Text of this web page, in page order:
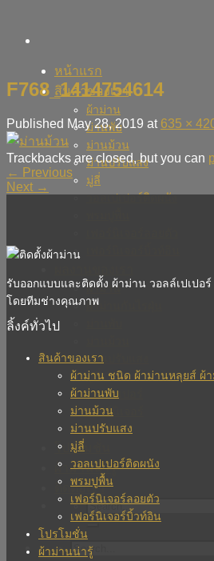
content
หน้าแรก
สินค้าของเรา
ผ้าม่าน
ม่านพับ
ม่านม้วน
ม่านปรับแสง
มู่ลี่
วอลเปเปอร์ติดผนัง
ผ้าม่าน
ผ้าม่านกันไรฝุ่น
ม่านปรับแสง
มู่ลี่
วอลเปเปอร์
เฟอร์นิเจอร์
บิวท์อิน
โปรโมชั่น
ผ้าม่านน่ารู้
ติดต่อเรา
F768_1414754614
Published May 28, 2019 at 635 ×
Trackbacks are closed, but you can
← Previous
Next →
รับออกแบบและติดตั้ง ผ้าม่าน วอลล์เปเปอ
โดยทีมช่างคุณภาพ
ลิ้งค์ทั่วไป
สินค้าของเรา
ผ้าม่าน ชนิด ผ้าม่านหลุยส์ ผ้
ผ้าม่านพับ
ม่านม้วน
ม่านปรับแสง
มู่ลี่
วอลเปเปอร์ติดผนัง
พรมปูพื้น
เฟอร์นิเจอร์ลอยตัว
เฟอร์นิเจอร์บิ้วท์อิน
โปรโมชั่น
ผ้าม่านน่ารู้